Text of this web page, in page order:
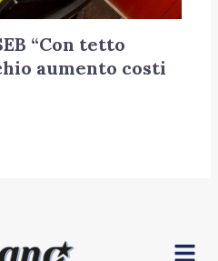
“Con tetto
aumento costi
Menu